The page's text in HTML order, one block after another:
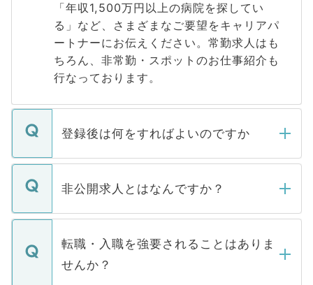
「年収1,500万円以上の病院を探してい
る」など、さまざまなご要望をキャリアパ
ートナーにお伝えください。常勤求人はも
ちろん、非常勤・スポットのお仕事紹介も
行なっております。
登録後は何をすればよいのですか
ご登録いただきましたら、弊社担当者がご
登録内容を確認し、その後メールもしくは
ます。通常、5営業日以内にはご連絡をせて
いただきますので、しばらくお待ちくださ
非公開求人とはなんですか？
マイナビDOCTORで取り扱っている求人の
うち約3割は、Webサイトからご覧いただ
けない「非公開求人」です。非公開求人は
下記の理由によって、一般には公開してい
転職・入職を強要されることはありま
せんか？